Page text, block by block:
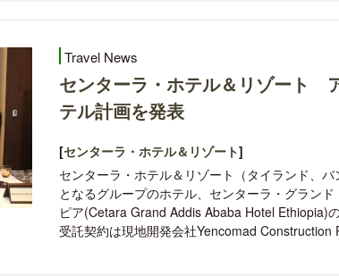
Travel News
センターラ・ホテル＆リゾート
テル計画を発表
[センターラ・ホテル＆リゾート]
センターラ・ホテル＆リゾート（タイランド、
となるグループのホテル、センターラ・グラン
ピア(Cetara Grand Addis Ababa Hotel Ethiopia)
受託契約は現地開発会社Yencomad Construction